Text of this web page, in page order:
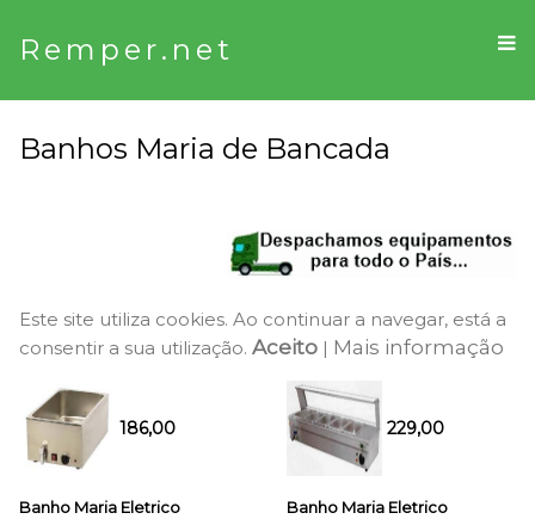
Remper.net
Banhos Maria de Bancada
Este site utiliza cookies. Ao continuar a navegar, está a
consentir a sua utilização. Aceito | Mais informação
186,00
Banho Maria Eletrico
229,00
Banho Maria Eletrico